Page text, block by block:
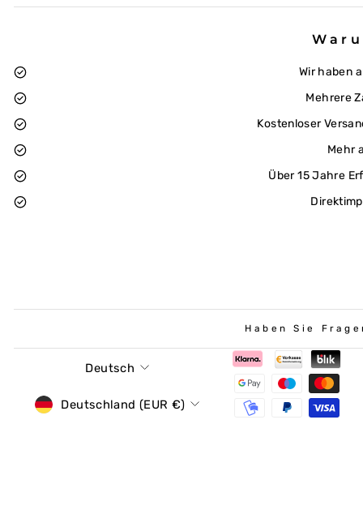
Wir haben
Mehrere
Kostenloser
Mehr
Über 15 Jahre
Haben Sie
Sprache
Deutsch
Währung
Deutschland (EUR €)